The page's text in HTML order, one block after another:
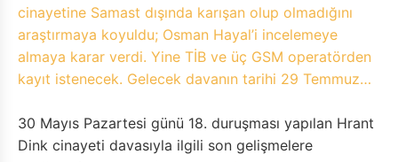
cinayetine Samast dışında karışan olup olmadığını
araştırmaya koyuldu; Osman Hayal’i incelemeye
almaya karar verdi. Yine TİB ve üç GSM operatörden
kayıt istenecek. Gelecek davanın tarihi 29 Temmuz…
30 Mayıs Pazartesi günü 18. duruşması yapılan Hrant
Dink cinayeti davasıyla ilgili son gelişmelere